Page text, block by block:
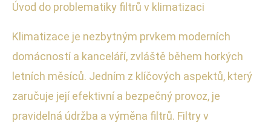
Úvod do problematiky filtrů v klimatizaci
Klimatizace je nezbytným prvkem moderních
domácností a kanceláří, zvláště během horkých
letních měsíců. Jedním z klíčových aspektů, který
zaručuje její efektivní a bezpečný provoz, je
pravidelná údržba a výměna filtrů. Filtry v